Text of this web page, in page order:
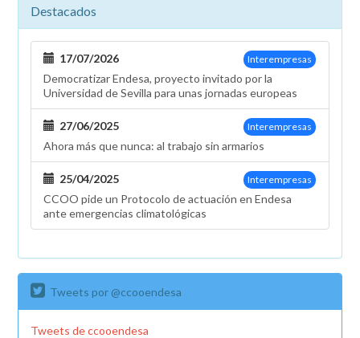
el
Plan
de
Movilidad
Eléctrica
Destacados
Interempresas
17/07/2026
Democratizar Endesa, proyecto invitado por la
Universidad de Sevilla para unas jornadas europeas
Interempresas
27/06/2025
Ahora más que nunca: al trabajo sin armarios
Interempresas
25/04/2025
CCOO pide un Protocolo de actuación en Endesa
ante emergencias climatológicas
Tweets por @ccooendesa
Tweets de ccooendesa